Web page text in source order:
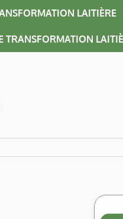
LAITIÈRE
TRANSFORMATION